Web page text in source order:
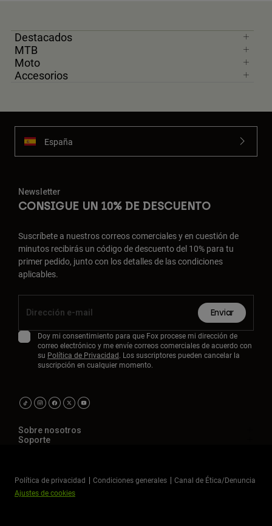
Destacados
MTB
Moto
Accesorios
España
Newsletter
CONSIGUE UN 10% DE DESCUENTO
Suscríbete a nuestros correos comerciales y en cuestión de
minutos recibirás un código de descuento del 10% para tu
primer pedido, junto con los detalles de las condiciones
aplicables.
Enviar
Doy mi consentimiento para que Fox procese mi dirección de
correo electrónico y me envíe correos comerciales de acuerdo con
su Política de Privacidad. Los suscriptores pueden cancelar la
suscripción en cualquier momento.
Sobre nosotros
Soporte
Política de privacidad Condiciones generales
Canal de Ética/Denuncia
Ajustes de cookies